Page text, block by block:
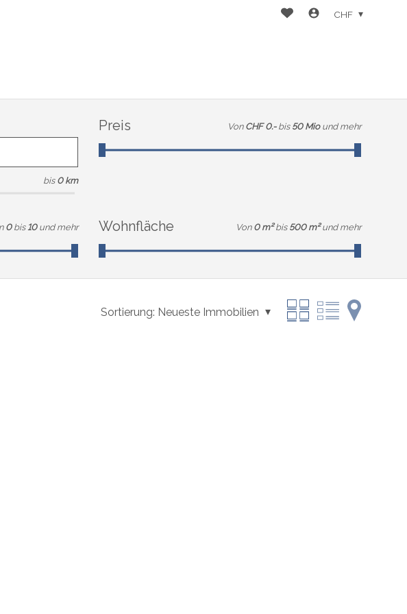
CHF
bis 0 km
Preis Von CHF 0.- bis 50 Mio und mehr
0 bis 10 und mehr Wohnfläche Von 0 m² bis 500 m² und mehr
Sortierung: Neueste Immobilien